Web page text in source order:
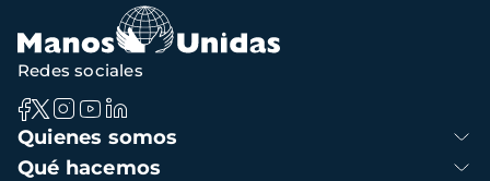
Navegación
principal
Quienes somos
Qué hacemos
Redes sociales